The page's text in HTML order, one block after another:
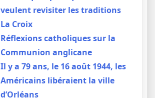
veulent revisiter les traditions
La Croix
Réflexions catholiques sur la
Communion anglicane
Il y a 79 ans, le 16 août 1944, les
Américains libéraient la ville
d’Orléans